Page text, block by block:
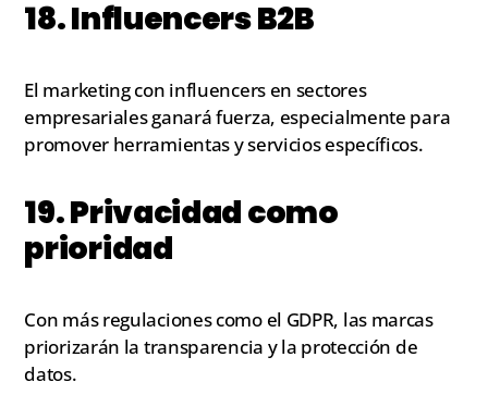
18. Influencers B2B
El marketing con influencers en sectores
empresariales ganará fuerza, especialmente para
promover herramientas y servicios específicos.
19. Privacidad como
prioridad
Con más regulaciones como el GDPR, las marcas
priorizarán la transparencia y la protección de
datos.